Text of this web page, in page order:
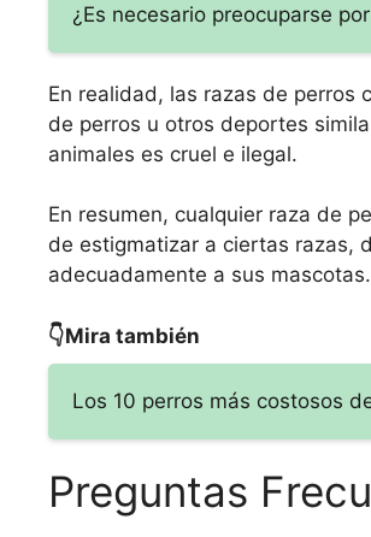
¿Es necesario preocuparse
En realidad, las razas de perros
de perros u otros deportes
animales es cruel e ilegal.
En resumen, cualquier raza de
de estigmatizar a ciertas razas,
adecuadamente a sus mascotas.
👇Mira también
Los 10 perros más costosos
Preguntas